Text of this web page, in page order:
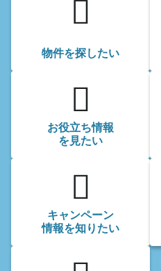
物件を探したい
お役立ち情報
を見たい
キャンペーン
情報を知りたい